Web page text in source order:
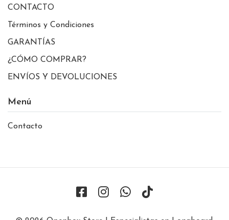
CONTACTO
Términos y Condiciones
GARANTÍAS
¿CÓMO COMPRAR?
ENVÍOS Y DEVOLUCIONES
Menú
Contacto